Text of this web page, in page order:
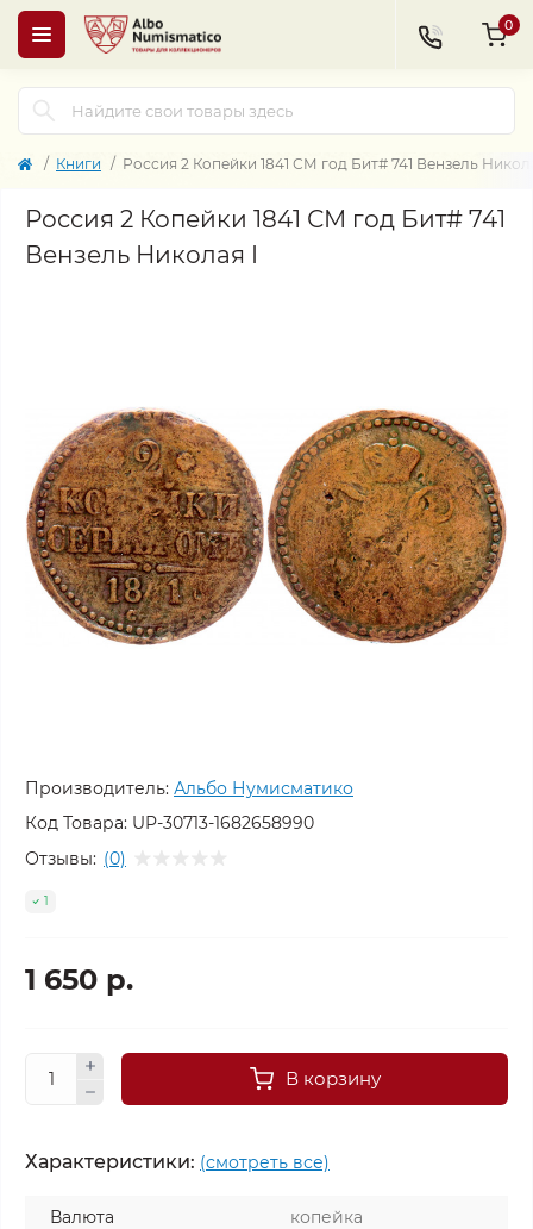
0
Книги Россия 2 Копейки 1841 СМ год Бит# 741 Вензель
Россия 2 Копейки 1841 СМ год Бит# 741
Вензель Николая I
Производитель: Альбо Нумисматико
Код Товара: UP-30713-1682658990
Отзывы: (0)
1
1 650 р.
В корзину
Характеристики: (смотреть все)
Валюта
копейка